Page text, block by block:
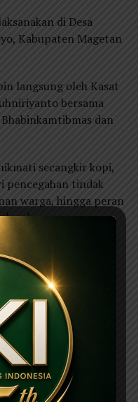
di Desa
Kabupaten Magetan
langsung oleh Kasat
bersama
dan
secangkir kopi,
pencegahan tindak
warga, hingga peran
keamanan
Program Basudewa
yang digagas oleh
Jawa Timur.
peran serta
dan menjaga
melalui